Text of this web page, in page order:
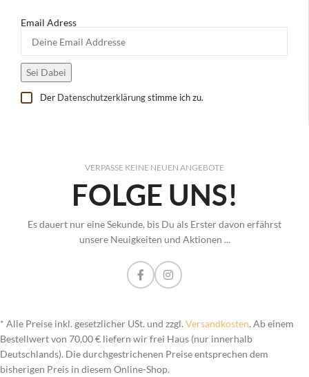
Email Adress
Der Datenschutzerklärungstimme ich zu.
VERPASSE KEINE NEUEN ANGEBOTE
FOLGE UNS!
Es dauert nur eine Sekunde, bis Du als Erster davon erfährst
unsere Neuigkeiten und Aktionen ...
* Alle Preise inkl. gesetzlicher USt. und zzgl.Versandkosten. Ab einem
Bestellwert von 70,00 € liefern wir frei Haus (nur innerhalb
Deutschlands). Die durchgestrichenen Preise entsprechen dem
bisherigen Preis in diesem Online-Shop.